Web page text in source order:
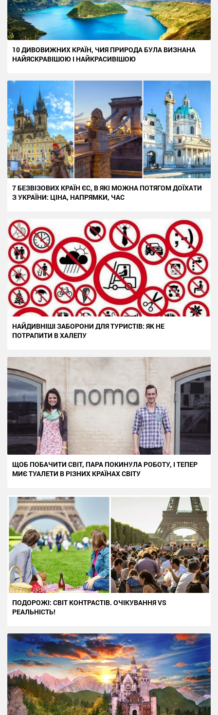
10 ДИВОВИЖНИХ КРАЇН, ЧИЯ ПРИРОДА БУЛА ВИЗНАНА
НАЙЯСКРАВІШОЮ І НАЙКРАСИВІШОЮ
7 БЕЗВІЗОВИХ КРАЇН ЄС, В ЯКІ МОЖНА ПОТЯГОМ ДОЇХАТИ
З УКРАЇНИ: ЦІНА, НАПРЯМКИ, ЧАС
НАЙДИВНІШІ ЗАБОРОНИ ДЛЯ ТУРИСТІВ: ЯК НЕ
ПОТРАПИТИ В ХАЛЕПУ
ЩОБ ПОБАЧИТИ СВІТ, ПАРА ПОКИНУЛА РОБОТУ, І ТЕПЕР
МИЄ ТУАЛЕТИ В РІЗНИХ КРАЇНАХ СВІТУ
ПОДОРОЖІ: СВІТ КОНТРАСТІВ. ОЧІКУВАННЯ VS
РЕАЛЬНІСТЬ!